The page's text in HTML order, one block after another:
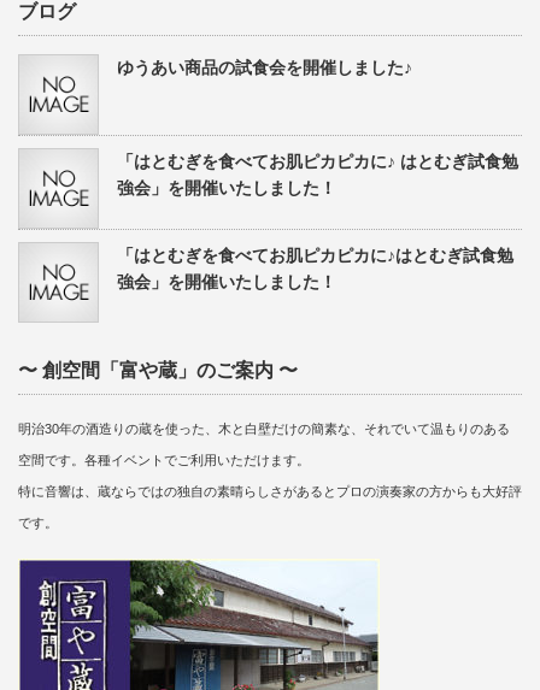
ブログ
ゆうあい商品の試食会を開催しました♪
「はとむぎを食べてお肌ピカピカに♪ はとむぎ試食勉
強会」を開催いたしました！
「はとむぎを食べてお肌ピカピカに♪はとむぎ試食勉
強会」を開催いたしました！
〜 創空間「富や蔵」のご案内 〜
明治30年の酒造りの蔵を使った、木と白壁だけの簡素な、それでいて温もりのある
空間です。各種イベントでご利用いただけます。
特に音響は、蔵ならではの独自の素晴らしさがあるとプロの演奏家の方からも大好評
です。